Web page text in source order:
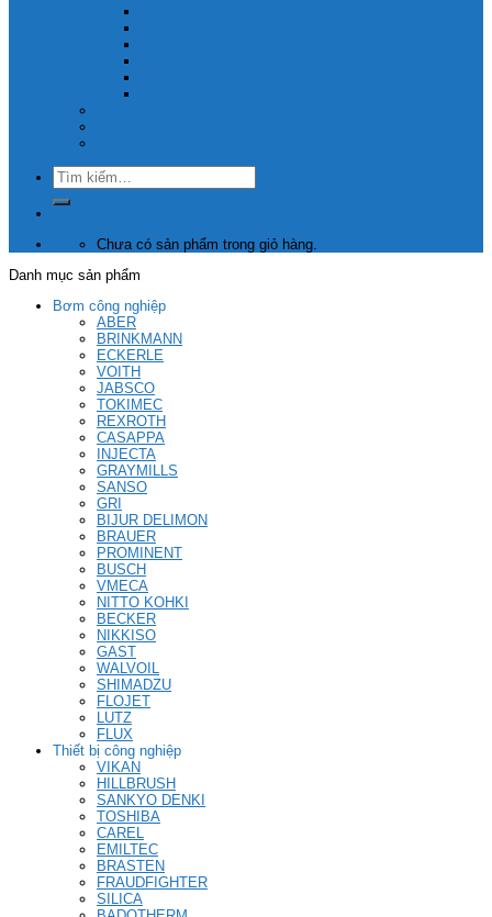
Tìm
kiếm:
Chưa có sản phẩm trong giỏ hàng.
Danh mục sản phẩm
Bơm công nghiệp
ABER
BRINKMANN
ECKERLE
VOITH
JABSCO
TOKIMEC
REXROTH
CASAPPA
INJECTA
GRAYMILLS
SANSO
GRI
BIJUR DELIMON
BRAUER
PROMINENT
BUSCH
VMECA
NITTO KOHKI
BECKER
NIKKISO
GAST
WALVOIL
SHIMADZU
FLOJET
LUTZ
FLUX
Thiết bị công nghiệp
VIKAN
HILLBRUSH
SANKYO DENKI
TOSHIBA
CAREL
EMILTEC
BRASTEN
FRAUDFIGHTER
SILICA